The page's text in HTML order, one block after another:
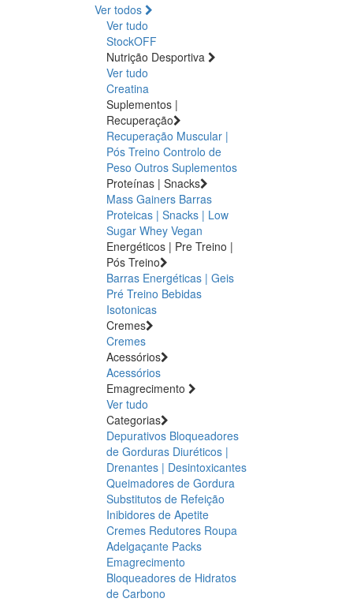
Ver todos
Ver tudo
StockOFF
Nutrição Desportiva
Ver tudo
Creatina
Suplementos |
Recuperação
Recuperação Muscular |
Pós Treino Controlo de
Peso Outros Suplementos
Proteínas | Snacks
Mass Gainers Barras
Proteicas | Snacks | Low
Sugar Whey Vegan
Energéticos | Pre Treino |
Pós Treino
Barras Energéticas | Geis
Pré Treino Bebidas
Isotonicas
Cremes
Cremes
Acessórios
Acessórios
Emagrecimento
Ver tudo
Categorias
Depurativos Bloqueadores
de Gorduras Diuréticos |
Drenantes | Desintoxicantes
Queimadores de Gordura
Substitutos de Refeição
Inibidores de Apetite
Cremes Redutores Roupa
Adelgaçante Packs
Emagrecimento
Bloqueadores de Hidratos
de Carbono